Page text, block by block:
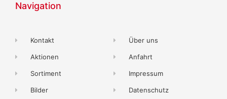
Navigation
Kontakt
Aktionen
Sortiment
Bilder
Über uns
Anfahrt
Impressum
Datenschutz